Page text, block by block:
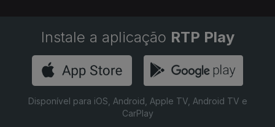
Instale a aplicação RTP Play
Disponível para iOS, Android, Apple TV, Android TV e
CarPlay